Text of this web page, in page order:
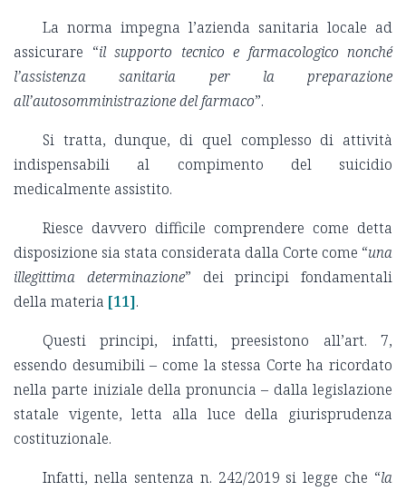
La norma impegna l’azienda sanitaria locale ad
assicurare “il supporto tecnico e farmacologico nonché
l’assistenza sanitaria per la preparazione
all’autosomministrazione del farmaco”.
Si tratta, dunque, di quel complesso di attività
indispensabili al compimento del suicidio
medicalmente assistito.
Riesce davvero difficile comprendere come detta
disposizione sia stata considerata dalla Corte come “una
illegittima determinazione” dei principi fondamentali
della materia [11].
Questi principi, infatti, preesistono all’art. 7,
essendo desumibili – come la stessa Corte ha ricordato
nella parte iniziale della pronuncia – dalla legislazione
statale vigente, letta alla luce della giurisprudenza
costituzionale.
Infatti, nella sentenza n. 242/2019 si legge che “la